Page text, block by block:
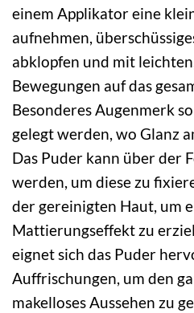
einem Applikator eine
aufnehmen,
abklopfen und mit
Bewegungen auf das
Besonderes Augenmerk
gelegt werden, wo Glanz
Das Puder kann über der
werden, um diese zu
der gereinigten Haut, um
Mattierungseffekt zu
eignet sich das Puder
Auffrischungen, um den
makelloses Aussehen zu